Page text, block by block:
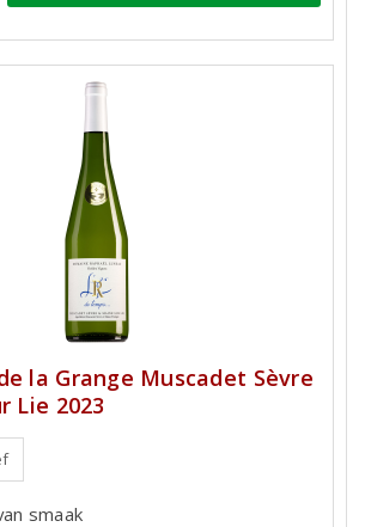
la Grange Muscadet Sèvre
Lie 2023
smaak